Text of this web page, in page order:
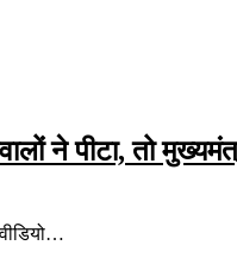
ने पीटा, तो